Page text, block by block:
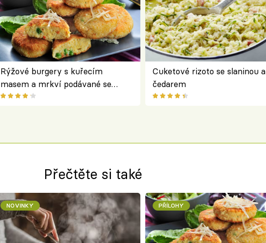
Rýžové burgery s kuřecím
masem a mrkví podávané se
salátem – lehká a chutná večeře
Cuketové rizoto se slaninou a
čedarem
Přečtěte si také
NOVINKY PŘÍLOHY